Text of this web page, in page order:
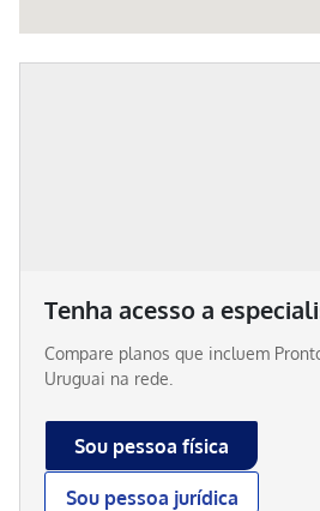
Tenha acesso a
Compare planos que incluem
Uruguai na rede.
Sou pessoa física
Sou pessoa jurídica